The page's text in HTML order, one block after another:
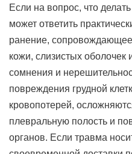
Если на вопрос, что
может ответить
ранение,
кожи, слизистых оболочек
сомнения и
повреждения грудной
кровопотерей,
плевральную полость и
органов. Если травма